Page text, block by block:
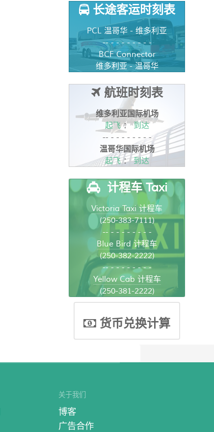
长途客运时刻表
PCL 温哥华 - 维多利亚
-- - - - - - - - -
BCF Connector
维多利亚 - 温哥华
航班时刻表
维多利亚国际机场
起飞：到达
-- - - - - - - - -
温哥华国际机场
起飞：到达
计程车 Taxi
Victoria Taxi 计程车
(250-383-7111)
-- - - - - - - - -
Blue Bird 计程车
(250-382-2222)
-- - - - - - - - -
Yellow Cab 计程车
(250-381-2222)
货币兑换计算
关于我们
博客
广告合作